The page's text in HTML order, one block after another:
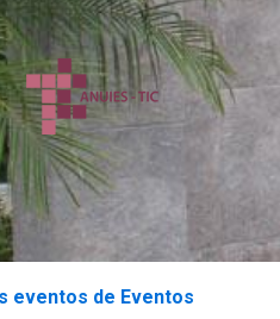
eventos de Eventos